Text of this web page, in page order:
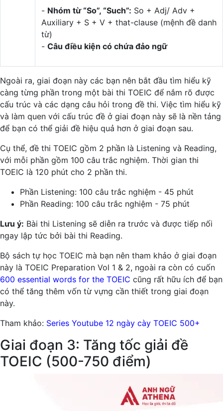
- Nhóm từ “So”, “Such”: So + Adj/ Adv +
Auxiliary + S + V + that-clause (mệnh đề danh
từ)
- Câu điều kiện có chứa đảo ngữ
Ngoài ra, giai đoạn này các bạn nên bắt đầu tìm hiểu kỹ
càng từng phần trong một bài thi TOEIC để nắm rõ được
cấu trúc và các dạng câu hỏi trong đề thi. Việc tìm hiểu kỹ
và làm quen với cấu trúc đề ở giai đoạn này sẽ là nền tảng
để bạn có thể giải đề hiệu quả hơn ở giai đoạn sau.
Cụ thể, đề thi TOEIC gồm 2 phần là Listening và Reading,
với mỗi phần gồm 100 câu trắc nghiệm. Thời gian thi
TOEIC là 120 phút cho 2 phần thi.
Phần Listening: 100 câu trắc nghiệm - 45 phút
Phần Reading: 100 câu trắc nghiệm - 75 phút
Lưu ý: Bài thi Listening sẽ diễn ra trước và được tiếp nối
ngay lập tức bởi bài thi Reading.
Bộ sách tự học TOEIC mà bạn nên tham khảo ở giai đoạn
này là TOEIC Preparation Vol 1 & 2, ngoài ra còn có cuốn
600 essential words for the TOEIC cũng rất hữu ích để bạn
có thể tăng thêm vốn từ vựng cần thiết trong giai đoạn
này.
Tham khảo: Series Youtube 12 ngày cày TOEIC 500+
Giai đoạn 3: Tăng tốc giải đề
TOEIC (500-750 điểm)